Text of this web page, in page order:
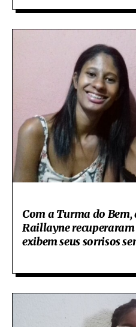
Com a Turma do Bem,
Raillayne
exibem seus sorrisos